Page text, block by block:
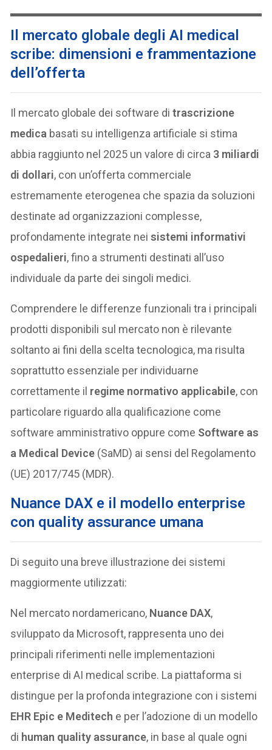
Il mercato globale degli AI medical
scribe: dimensioni e frammentazione
dell’offerta
Il mercato globale dei software ditrascrizione
medica basati su intelligenza artificiale si stima
abbia raggiunto nel 2025 un valore di circa 3 miliardi
di dollari, con un’offerta commerciale
estremamente eterogenea che spazia da soluzioni
destinate ad organizzazioni complesse,
profondamente integrate neisistemi informativi
ospedalieri, fino a strumenti destinati all’uso
individuale da parte dei singoli medici.
Comprendere le differenze funzionali tra i principali
prodotti disponibili sul mercato non è rilevante
soltanto ai fini della scelta tecnologica, ma risulta
soprattutto essenziale per individuarne
correttamente il regime normativo applicabile, con
particolare riguardo alla qualificazione come
software amministrativo oppure come Software as
a Medical Device (SaMD) ai sensi del Regolamento
(UE) 2017/745 (MDR).
Nuance DAX e il modello enterprise
con quality assurance umana
Di seguito una breve illustrazione dei sistemi
maggiormente utilizzati:
Nel mercato nordamericano, Nuance DAX,
sviluppato da Microsoft, rappresenta uno dei
principali riferimenti nelle implementazioni
enterprise di AI medical scribe. La piattaforma si
distingue per la profonda integrazione con i sistemi
EHR Epic e Meditech e per l’adozione di un modello
di human quality assurance, in base al quale ogni